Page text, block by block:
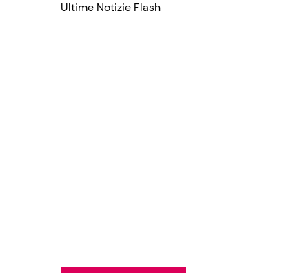
Ultime Notizie Flash